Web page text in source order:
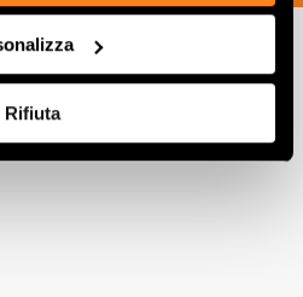
Rifiuta